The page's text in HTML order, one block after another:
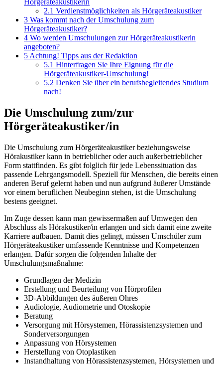
2.1 Verdienstmöglichkeiten als Hörgeräteakustiker
3 Was kommt nach der Umschulung zum
Hörgeräteakustiker?
4 Wo werden Umschulungen zur Hörgeräteakustikerin
angeboten?
5 Achtung! Tipps aus der Redaktion
5.1 Hinterfragen Sie Ihre Eignung für die
Hörgeräteakustiker-Umschulung!
5.2 Denken Sie über ein berufsbegleitendes Studium
nach!
Die Umschulung zum/zur
Hörgeräteakustiker/in
Die Umschulung zum Hörgeräteakustiker beziehungsweise
Hörakustiker kann in betrieblicher oder auch außerbetrieblicher
Form stattfinden. Es gibt folglich für jede Lebenssituation das
passende Lehrgangsmodell. Speziell für Menschen, die bereits einen
anderen Beruf gelernt haben und nun aufgrund äußerer Umstände
vor einem beruflichen Neubeginn stehen, ist die Umschulung
bestens geeignet.
Im Zuge dessen kann man gewissermaßen auf Umwegen den
Abschluss als Hörakustiker/in erlangen und sich damit eine zweite
Karriere aufbauen. Damit dies gelingt, müssen Umschüler zum
Hörgeräteakustiker umfassende Kenntnisse und Kompetenzen
erlangen. Dafür sorgen die folgenden Inhalte der
Umschulungsmaßnahme:
Grundlagen der Medizin
Erstellung und Beurteilung von Hörprofilen
3D-Abbildungen des äußeren Ohres
Audiologie, Audiometrie und Otoskopie
Beratung
Versorgung mit Hörsystemen, Hörassistenzsystemen und
Sonderversorgungen
Anpassung von Hörsystemen
Herstellung von Otoplastiken
Instandhaltung von Hörassistenzsystemen, Hörsystemen und